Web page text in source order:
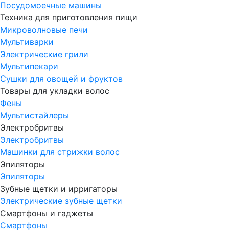
Посудомоечные машины
Техника для приготовления пищи
Микроволновые печи
Мультиварки
Электрические грили
Мультипекари
Сушки для овощей и фруктов
Товары для укладки волос
Фены
Мультистайлеры
Электробритвы
Электробритвы
Машинки для стрижки волос
Эпиляторы
Эпиляторы
Зубные щетки и ирригаторы
Электрические зубные щетки
Смартфоны и гаджеты
Смартфоны